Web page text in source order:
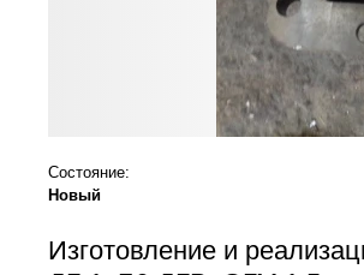
Состояние:
Новый
Изготовление и